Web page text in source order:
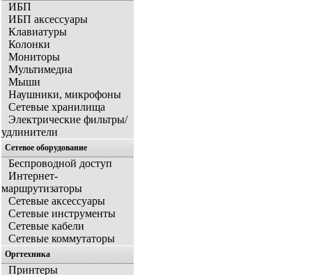
ИБП
ИБП аксессуары
Клавиатуры
Колонки
Мониторы
Мультимедиа
Мыши
Наушники, микрофоны
Сетевые хранилища
Электрические фильтры/
удлинители
Сетевое оборудование
Беспроводной доступ
Интернет-
маршрутизаторы
Сетевые аксессуары
Сетевые инструменты
Сетевые кабели
Сетевые коммутаторы
Оргтехника
Принтеры